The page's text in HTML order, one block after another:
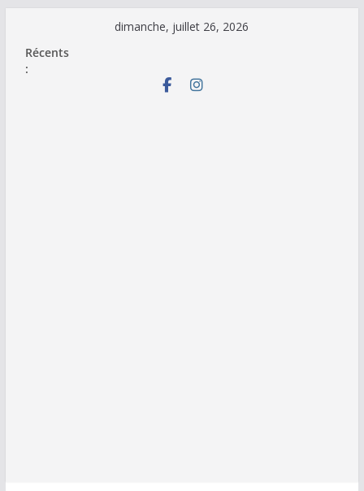
contenu
dimanche, juillet 26, 2026
Récents
: